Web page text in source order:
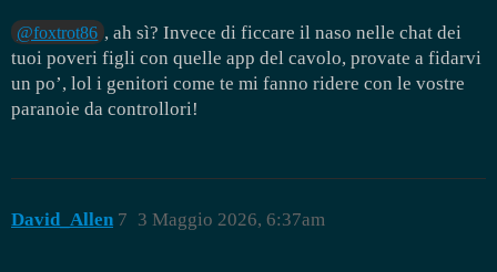
@foxtrot86 , ah sì? Invece di ficcare il naso nelle chat dei
tuoi poveri figli con quelle app del cavolo, provate a fidarvi
un po’, lol i genitori come te mi fanno ridere con le vostre
paranoie da controllori!
David_Allen 3 Maggio 2026, 6:37am
7